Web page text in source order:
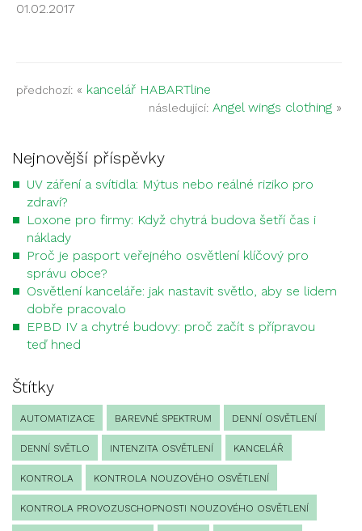
01.02.2017
předchozí: « kancelář HABARTline
následující: Angel wings clothing »
Nejnovější příspěvky
UV záření a svítidla: Mýtus nebo reálné riziko pro
zdraví?
Loxone pro firmy: Když chytrá budova šetří čas i
náklady
Proč je pasport veřejného osvětlení klíčový pro
správu obce?
Osvětlení kanceláře: jak nastavit světlo, aby se lidem
dobře pracovalo
EPBD IV a chytré budovy: proč začít s přípravou
teď hned
Štítky
AUTOMATIZACE BAREVNÉ SPEKTRUM DENNÍ OSVĚTLENÍ
DENNÍ SVĚTLO INTENZITA OSVĚTLENÍ KANCELÁŘ
KONTROLA KONTROLA NOUZOVÉHO OSVĚTLENÍ
KONTROLA PROVOZUSCHOPNOSTI NOUZOVÉHO OSVĚTLENÍ